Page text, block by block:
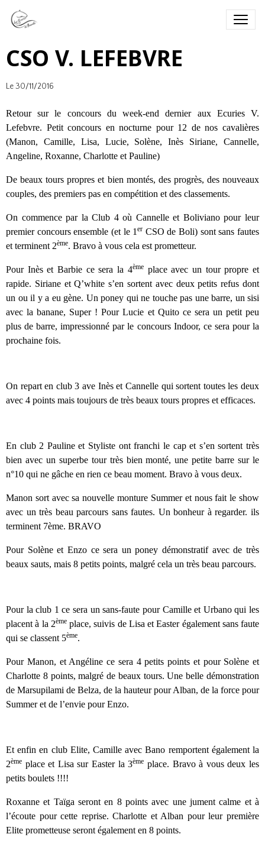
CSO V. LEFEBVRE
Le 30/11/2016
Retour sur le concours du week-end dernier aux Ecuries V.
Lefebvre. Petit concours en nocturne pour 12 de nos cavalières
(Manon, Camille, Lisa, Lucie, Solène, Inès Siriane, Cannelle,
Angeline, Roxanne, Charlotte et Pauline)
De beaux tours propres et bien montés, des progrès, des nouveaux
couples, des premiers pas en compétition et des classements.
On commence par la Club 4 où Cannelle et Boliviano pour leur
premier concours ensemble (et le 1er CSO de Boli) sont sans fautes
et terminent 2ème. Bravo à vous cela est prometteur.
Pour Inès et Barbie ce sera la 4èmeplace avec un tour propre et
rapide. Siriane et Q’white s’en sortent avec deux petits refus dont
un ou il y a eu gène. Un poney qui ne touche pas une barre, un sisi
avec la banane, Super ! Pour Lucie et Quito ce sera un petit peu
plus de barre, impressionné par le concours Indoor, ce sera pour la
prochaine fois.
On repart en club 3 ave Inès et Cannelle qui sortent toutes les deux
avec 4 points mais toujours de très beaux tours propres et efficaces.
En club 2 Pauline et Styliste ont franchi le cap et s’en sortent très
bien avec un superbe tour très bien monté, une petite barre sur le
n°10 qui ne gâche en rien ce beau moment. Bravo à vous deux.
Manon sort avec sa nouvelle monture Summer et nous fait le show
avec un très beau parcours sans fautes. Un bonheur à regarder. ils
terminent 7ème. BRAVO
Pour Solène et Enzo ce sera un poney démonstratif avec de très
beaux sauts, mais 8 petits points, malgré cela un très beau parcours.
Pour la club 1 ce sera un sans-faute pour Camille et Urbano qui les
placent à la 2èmeplace, suivis de Lisa et Easter également sans faute
qui se classent 5ème.
Pour Manon, et Angéline ce sera 4 petits points et pour Solène et
Charlotte 8 points, malgré de beaux tours. Une belle démonstration
de Marsupilami de Belza, de la hauteur pour Alban, de la force pour
Summer et de l’envie pour Enzo.
Et enfin en club Elite, Camille avec Bano remportent également la
2ème place et Lisa sur Easter la 3ème place. Bravo à vous deux les
petits boulets !!!!
Roxanne et Taïga seront en 8 points avec une jument calme et à
l’écoute pour cette reprise. Charlotte et Alban pour leur première
Elite prometteuse seront également en 8 points.